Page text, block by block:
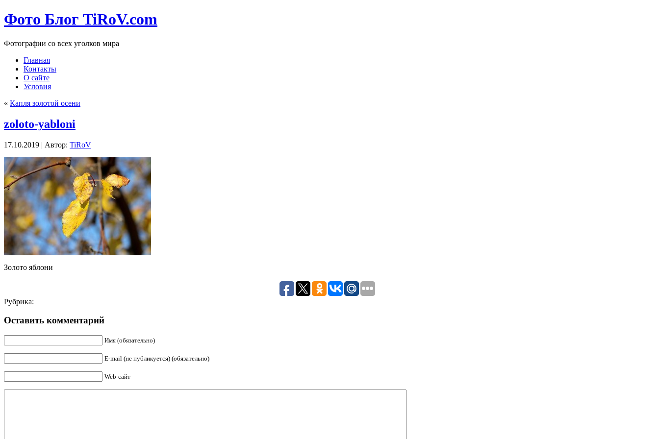
Фото Блог TiRoV.com
Фотографии со всех уголков мира
Главная
Контакты
О сайте
Условия
« Капля золотой осени
zoloto-yabloni
17.10.2019 | Автор: TiRoV
Золото яблони
Рубрика:
Оставить комментарий
Имя (обязательно)
E-mail (не публикуется) (обязательно)
Web-сайт